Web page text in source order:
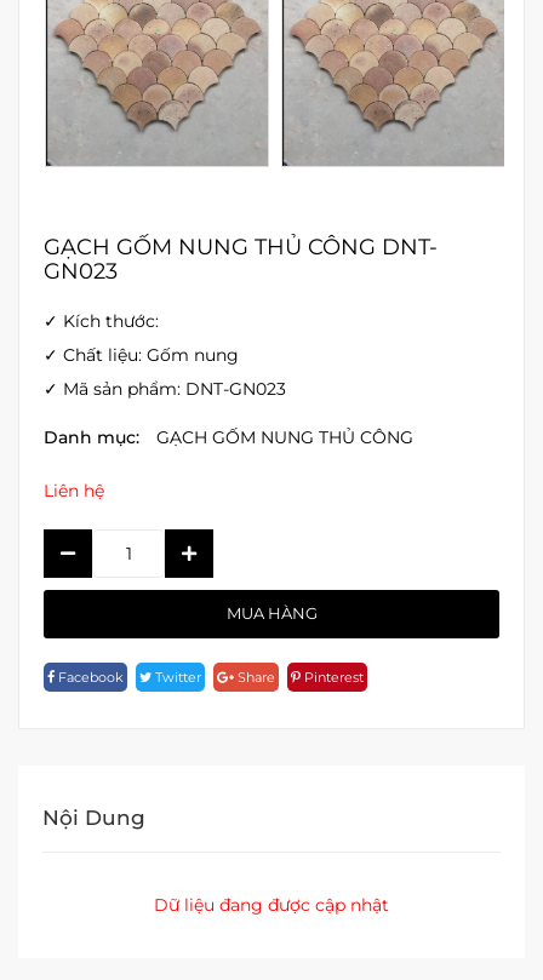
GẠCH GỐM NUNG THỦ CÔNG DNT-
GN023
✓ Kích thước:
✓ Chất liệu: Gốm nung
✓ Mã sản phẩm: DNT-GN023
Danh mục: GẠCH GỐM NUNG THỦ CÔNG
Liên hệ
CÔNG
DNT-
MUA HÀNG
Facebook Twitter Share Pinterest
Nội Dung
Dữ liệu đang được cập nhật